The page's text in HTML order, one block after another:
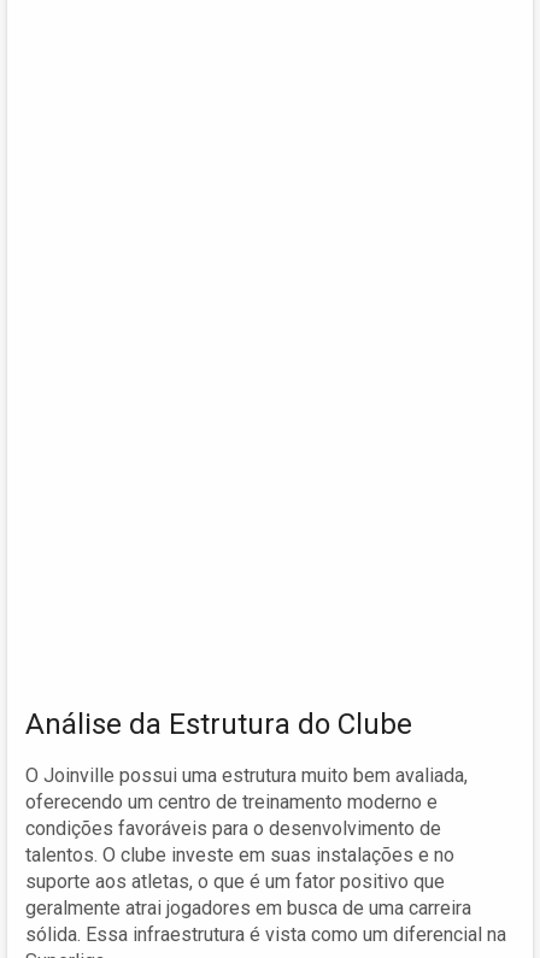
Análise da Estrutura do Clube
O Joinville possui uma estrutura muito bem avaliada,
oferecendo um centro de treinamento moderno e
condições favoráveis para o desenvolvimento de
talentos. O clube investe em suas instalações e no
suporte aos atletas, o que é um fator positivo que
geralmente atrai jogadores em busca de uma carreira
sólida. Essa infraestrutura é vista como um diferencial na